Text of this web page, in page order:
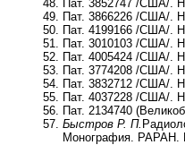
Пат. 3852747 /США/.
Пат. 3866226 /США/.
Пат. 4199166 /США/.
Пат. 3010103 /США/.
Пат. 4005424 /США/.
Пат. 3774208 /США/.
Пат. 3832712 /США/.
Пат. 4037228 /США/.
Пат. 2134740
Быстров Р. П.
Монография. РАРАН.